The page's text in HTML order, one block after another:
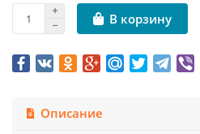
В корзину
Описание